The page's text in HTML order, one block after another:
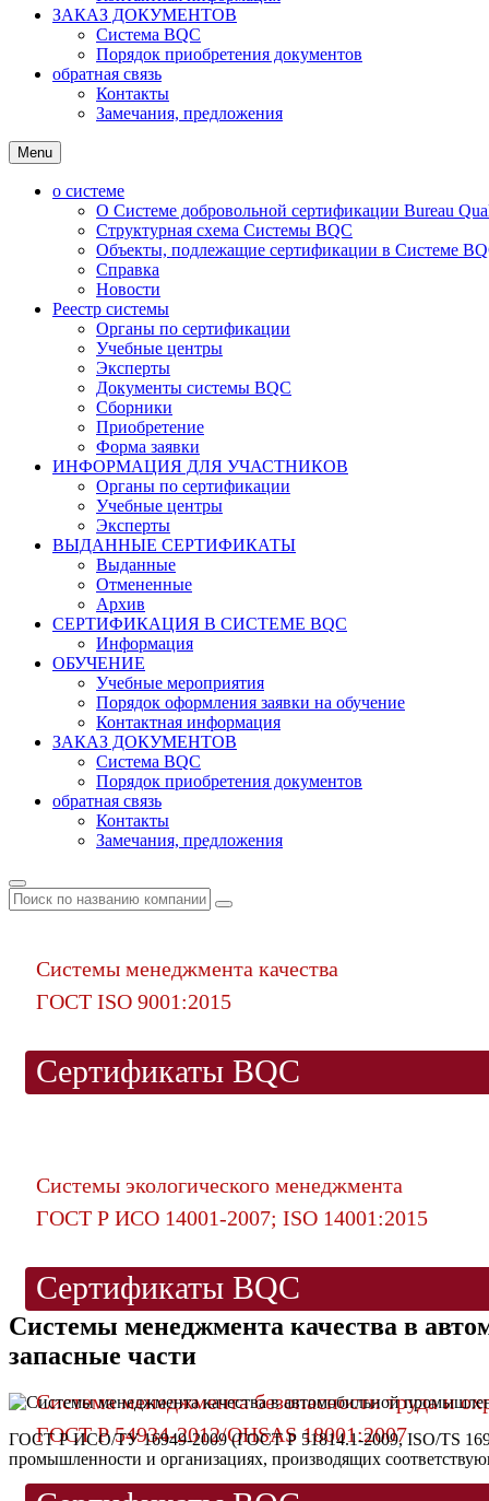
ЗАКАЗ ДОКУМЕНТОВ
Система BQC
Порядок приобретения документов
обратная связь
Контакты
Замечания, предложения
Menu
о системе
О Системе добровольной сертификации Bureau
Структурная схема Системы BQC
Объекты, подлежащие сертификации в Системе
Справка
Новости
Реестр системы
Органы по сертификации
Учебные центры
Эксперты
Документы системы BQC
Сборники
Приобретение
Форма заявки
ИНФОРМАЦИЯ ДЛЯ УЧАСТНИКОВ
Органы по сертификации
Учебные центры
Эксперты
ВЫДАННЫЕ СЕРТИФИКАТЫ
Выданные
Отмененные
Архив
СЕРТИФИКАЦИЯ В СИСТЕМЕ BQC
Информация
ОБУЧЕНИЕ
Учебные мероприятия
Порядок оформления заявки на обучение
Контактная информация
ЗАКАЗ ДОКУМЕНТОВ
Система BQC
Порядок приобретения документов
обратная связь
Контакты
Замечания, предложения
Системы менеджмента качества
ГОСТ ISO 9001:2015
Сертификаты BQC
Системы экологического менеджмента
ГОСТ Р ИСО 14001-2007; ISO 14001:2015
Сертификаты BQC
Система менеджмента безопасности труда и
ГОСТ Р 54934-2012/OHSAS 18001:2007
Системы менеджмента качества в
запасные части
ГОСТ Р ИСО/ТУ 16949-2009 (ГОСТ Р 51814.1-2009, ISO/TS
промышленности и организациях, производящих